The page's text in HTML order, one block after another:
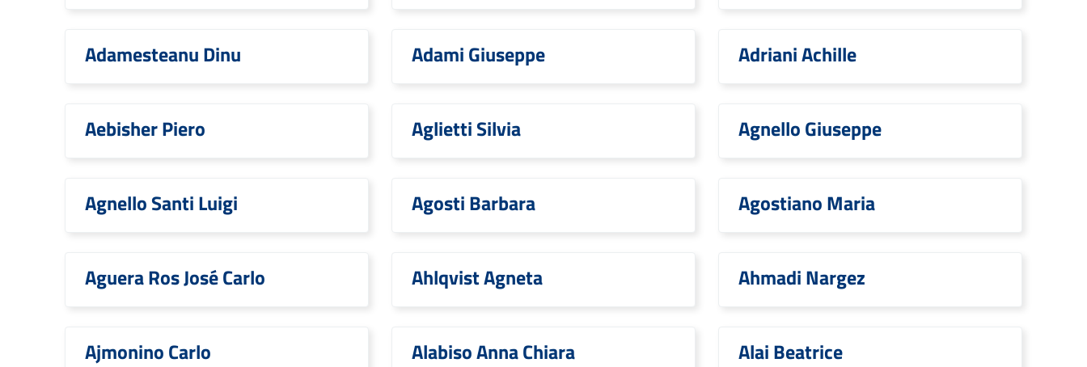
Adamesteanu Dinu Adami Giuseppe Adriani Achille
Aebisher Piero Aglietti Silvia Agnello Giuseppe
Agnello Santi Luigi Agosti Barbara Agostiano Maria
Aguera Ros José Carlo Ahlqvist Agneta Ahmadi Nargez
Ajmonino Carlo Alabiso Anna Chiara Alai Beatrice